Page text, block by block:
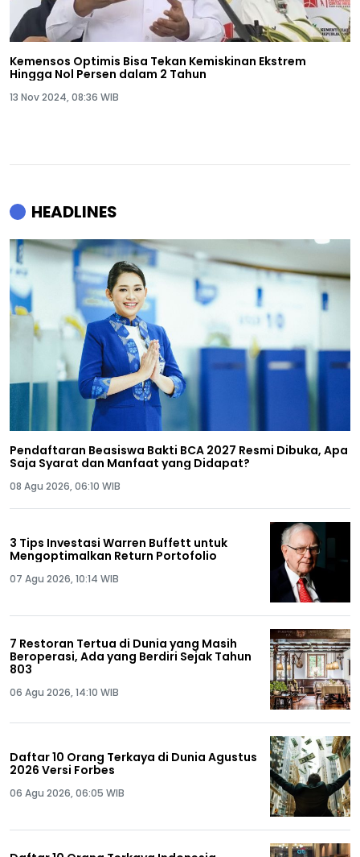
Kemensos Optimis Bisa Tekan Kemiskinan Ekstrem
Hingga Nol Persen dalam 2 Tahun
13 Nov 2024, 08:36 WIB
HEADLINES
Pendaftaran Beasiswa Bakti BCA 2027 Resmi Dibuka, Apa
Saja Syarat dan Manfaat yang Didapat?
08 Agu 2026, 06:10 WIB
3 Tips Investasi Warren Buffett untuk
Mengoptimalkan Return Portofolio
07 Agu 2026, 10:14 WIB
7 Restoran Tertua di Dunia yang Masih
Beroperasi, Ada yang Berdiri Sejak Tahun
803
06 Agu 2026, 14:10 WIB
Daftar 10 Orang Terkaya di Dunia Agustus
2026 Versi Forbes
06 Agu 2026, 06:05 WIB